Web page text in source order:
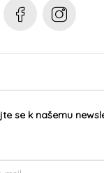
se k našemu